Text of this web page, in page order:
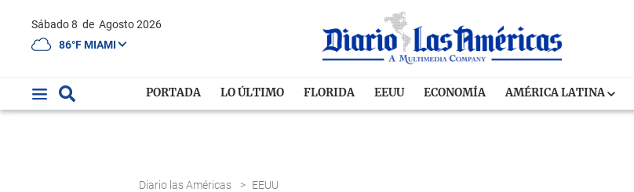
Sábado 8 de Agosto 2026
86°F MIAMI
PORTADA LO ÚLTIMO FLORIDA EEUU ECONOMÍA AMÉRICA LATINA
Diario las Américas > EEUU